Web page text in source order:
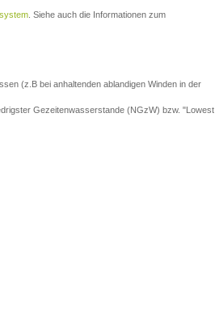
. Siehe auch die Informationen zum
(z.B bei anhaltenden ablandigen Winden in der
Gezeitenwasserstande (NGzW) bzw. "Lowest